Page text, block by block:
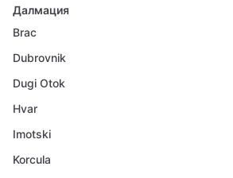
Далмация
Brac
Dubrovnik
Dugi Otok
Hvar
Imotski
Korcula